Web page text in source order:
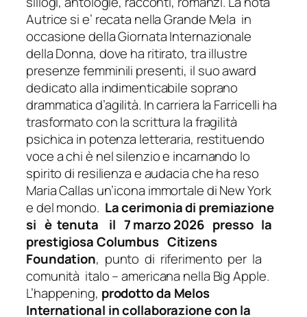
Autrice si e’ recata nella Grande Mela in
occasione della Giornata Internazionale
della Donna, dove ha ritirato, tra illustre
presenze femminili presenti, il suo award
dedicato alla indimenticabile soprano
drammatica d’agilità. In carriera la Farricelli ha
trasformato con la scrittura la fragilità
psichica in potenza letteraria, restituendo
voce a chi è nel silenzio e incarnando lo
spirito di resilienza e audacia che ha reso
Maria Callas un’icona immortale di New York
e del mondo. La cerimonia di premiazione
si è tenuta il 7 marzo 2026 presso la
prestigiosa Columbus Citizens
Foundation, punto di riferimento per la
comunità italo – americana nella Big Apple.
L’happening, prodotto da Melos
International in collaborazione con la